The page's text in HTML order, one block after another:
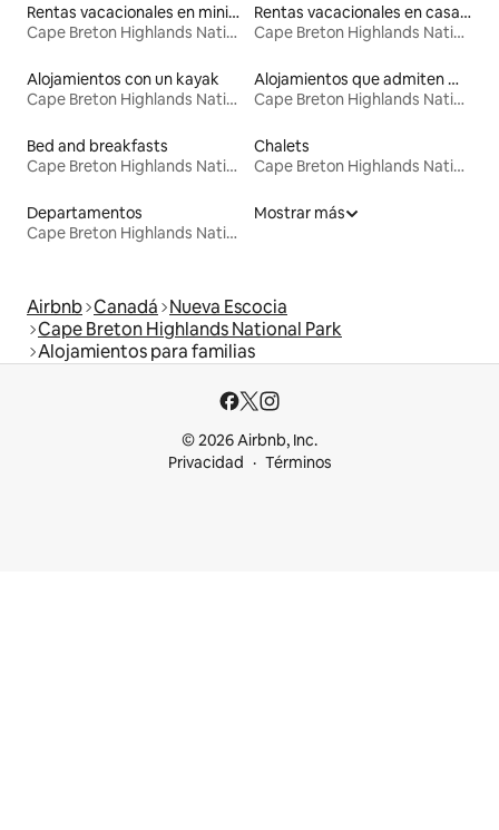
Rentas vacacionales en minicasas
Cape Breton Highlands National Park
Rentas vacacionales en casas de huéspedes
Cape Breton Highlands National Park
Alojamientos con un kayak
Cape Breton Highlands National Park
Alojamientos que admiten mascotas
Cape Breton Highlands National Park
Bed and breakfasts
Cape Breton Highlands National Park
Chalets
Cape Breton Highlands National Park
Departamentos
Cape Breton Highlands National Park
Mostrar más
Airbnb Canadá Nueva Escocia
Cape Breton Highlands National Park
Alojamientos para familias
© 2026 Airbnb, Inc.
Privacidad
Términos